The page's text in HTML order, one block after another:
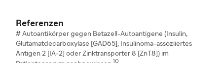
Referenzen
# Autoantikörper gegen Betazell-Autoantigene (Insulin,
Glutamatdecarboxylase [GAD65], Insulinoma-assoziiertes
Antigen 2 [IA-2] oder Zinktransporter 8 [ZnT8]) im
10